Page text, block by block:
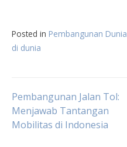
Posted in Pembangunan Dunia
di dunia
Post
navigation
Pembangunan Jalan Tol:
Menjawab Tantangan
Mobilitas di Indonesia